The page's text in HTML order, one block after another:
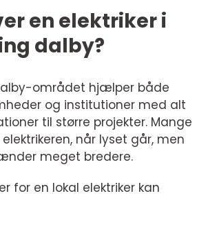
en elektriker i
dalby?
området hjælper både
og institutioner med alt
til større projekter. Mange
når lyset går, men
meget bredere.
for en lokal elektriker kan